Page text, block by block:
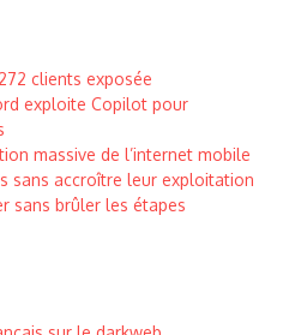
clients exposée
exploite Copilot pour
massive de l’internet mobile
sans accroître leur exploitation
sans brûler les étapes